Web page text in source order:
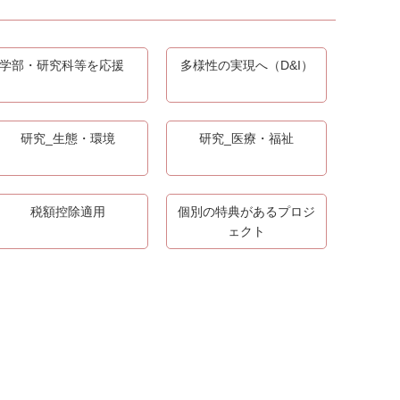
学部・研究科等を応援 多様性の実現へ（D&I）
研究_生態・環境 研究_医療・福祉
税額控除適用
個別の特典があるプロジ
ェクト